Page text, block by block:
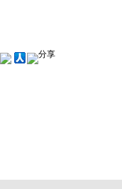
分享